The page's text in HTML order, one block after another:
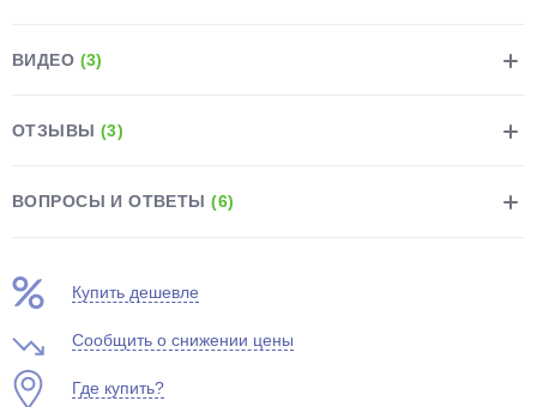
ВИДЕО (3)
ОТЗЫВЫ (3)
ВОПРОСЫ И ОТВЕТЫ(6)
Купить дешевле
Сообщить о снижении цены
Где купить?